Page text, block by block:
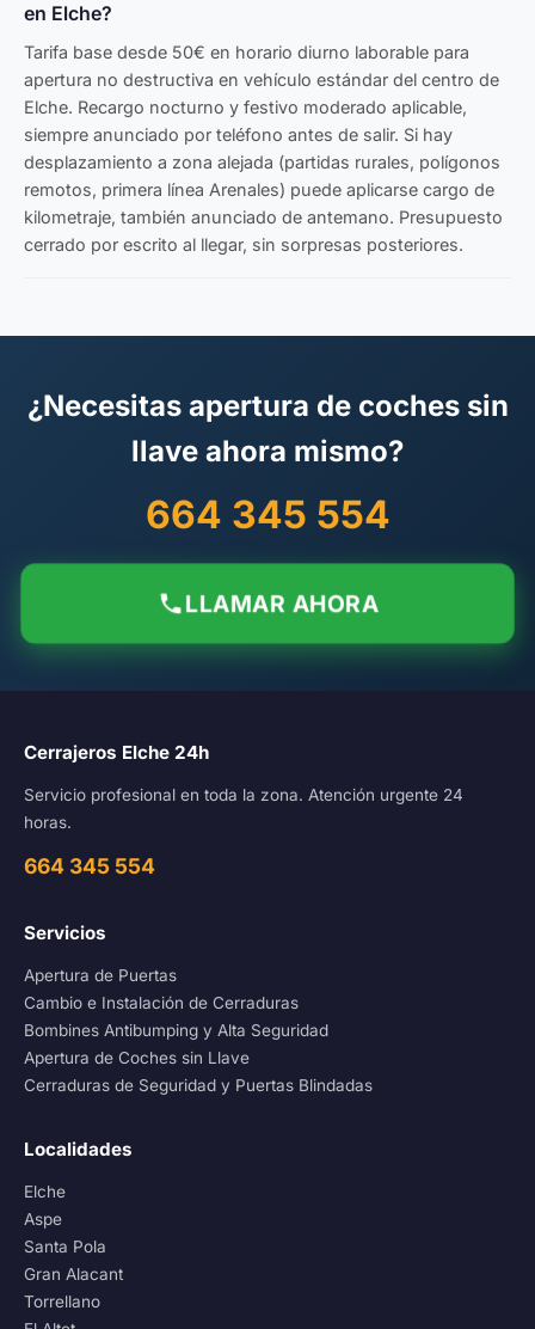
en Elche?
Tarifa base desde 50€ en horario diurno laborable para
apertura no destructiva en vehículo estándar del centro de
Elche. Recargo nocturno y festivo moderado aplicable,
siempre anunciado por teléfono antes de salir. Si hay
desplazamiento a zona alejada (partidas rurales, polígonos
remotos, primera línea Arenales) puede aplicarse cargo de
kilometraje, también anunciado de antemano. Presupuesto
cerrado por escrito al llegar, sin sorpresas posteriores.
¿Necesitas apertura de coches sin
llave ahora mismo?
664 345 554
LLAMAR AHORA
Cerrajeros Elche 24h
Servicio profesional en toda la zona. Atención urgente 24
horas.
664 345 554
Servicios
Apertura de Puertas
Cambio e Instalación de Cerraduras
Bombines Antibumping y Alta Seguridad
Apertura de Coches sin Llave
Cerraduras de Seguridad y Puertas Blindadas
Localidades
Elche
Aspe
Santa Pola
Gran Alacant
Torrellano